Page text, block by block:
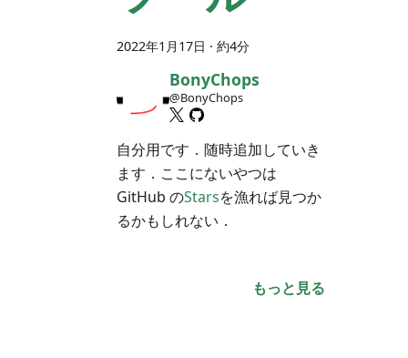
2022年1月17日 · 約4分
BonyChops
@BonyChops
自分用です．随時追加していき
ます．ここにないやつは
GitHub のStarsを漁れば見つか
るかもしれない．
もっと見る